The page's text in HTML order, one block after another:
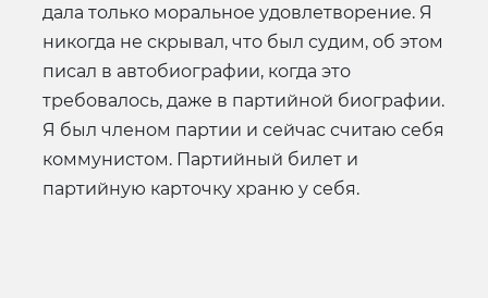
дала только моральное удовлетворение. Я
никогда не скрывал, что был судим, об этом
писал в автобиографии, когда это
требовалось, даже в партийной биографии.
Я был членом партии и сейчас считаю себя
коммунистом. Партийный билет и
партийную карточку храню у себя.